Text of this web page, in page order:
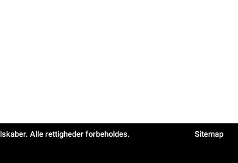
Alle rettigheder forbeholdes. Sitemap